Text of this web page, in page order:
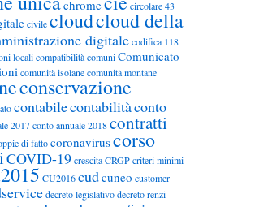
chrome
circolare 43
civile cloudcloud della
digitale codifica 118
locali compatibilità comuni Comunicato
comunità isolane comunità montane
conservazione
contabilecontabilitàconto
2017 conto annuale 2018 contratti
di fatto coronaviruscorso
COVID-19 crescita CRGP criteri minimi
CU2016 cudcuneo customer
decreto legislativo decreto renzi